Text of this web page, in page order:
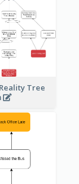
Tree